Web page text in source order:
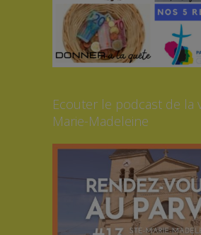
Ecouter le podcast de la
Marie-Madeleine